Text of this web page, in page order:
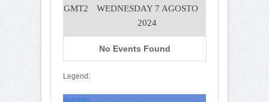
GMT2
WEDNESDAY 7 AGOSTO
2024
No Events Found
Legend:
Bambini